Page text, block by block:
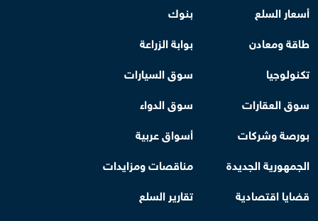
أسعار السلع
بنوك
طاقة ومعادن
بوابة الزراعة
تكنولوجيا
سوق السيارات
سوق العقارات
سوق الدواء
بورصة وشركات
أسواق عربية
الجمهورية الجديدة
مناقصات ومزايدات
قضايا اقتصادية
تقارير السلع